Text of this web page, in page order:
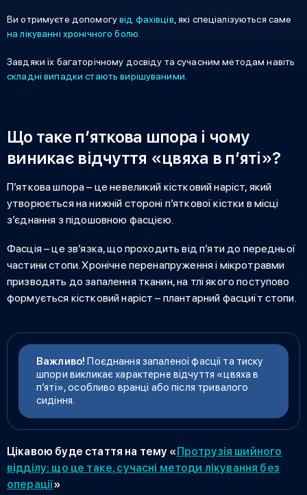
Ви отримуєте допомогувід фахівців , які спеціалізуються саме
на лікуванні хронічного болю.
Завдяки їх багаторічному досвіду та сучасним методам навіть
складні випадки стають вирішуваними.
Що таке п’яткова шпора і чому
виникає відчуття «цвяха в п’яті»?
П’яткова шпора – ценевеликий кістковий наріст, який
утворюється на нижній стороні п’яткової кістки в місці
з’єднання з підошовною фасцією.
Фасція – це зв’язка, що проходить від п’яти до передньої
частини стопи. Хронічне перенапруження і мікротравми
призводять до запалення тканин, на тлі якого поступово
формується кістковий наріст – плантарний фасциїт стопи.
Важливо! Поєднання запаленої фасції та тиску
шпори викликає характерне відчуття «цвяха в
п’яті», особливо вранці або після тривалого
сидіння.
Цікавою буде стаття на тему « Протрузія шийного
відділу: що це таке, сучасні методи лікування без
операції»